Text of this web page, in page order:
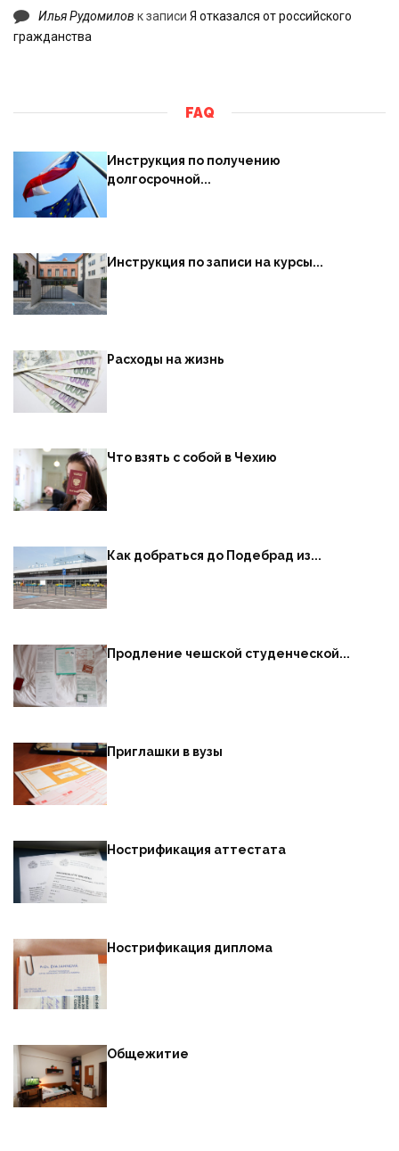
Илья Рудомилов к записи Я отказался от российского
гражданства
FAQ
Инструкция по получению
долгосрочной...
Инструкция по записи на курсы...
Расходы на жизнь
Что взять с собой в Чехию
Как добраться до Подебрад из...
Продление чешской студенческой...
Приглашки в вузы
Нострификация аттестата
Нострификация диплома
Общежитие